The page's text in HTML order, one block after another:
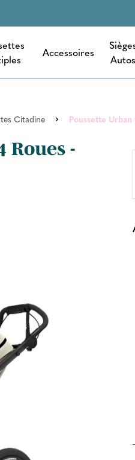
Accessoires
Autos
Citadine Poussette
Roues -